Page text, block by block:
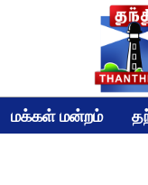
மக்கள் மன்றம்